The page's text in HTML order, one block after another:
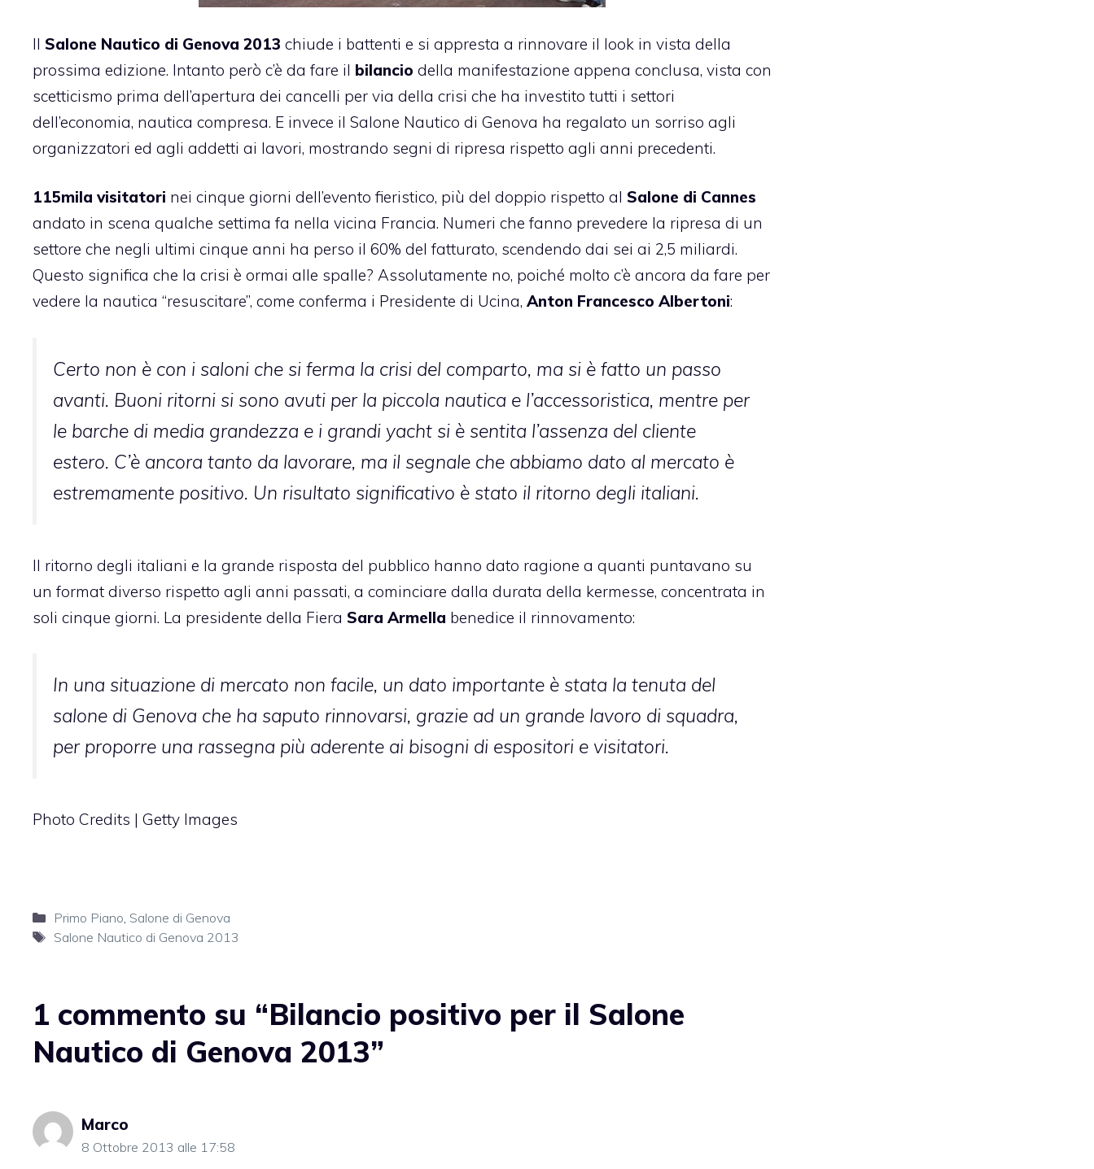
Il Salone Nautico di Genova 2013 chiude i battenti e si appresta a rinnovare il look in vista della
prossima edizione. Intanto però c’è da fare il bilancio della manifestazione appena conclusa, vista con
scetticismo prima dell’apertura dei cancelli per via della crisi che ha investito tutti i settori
dell’economia, nautica compresa. E invece il Salone Nautico di Genova ha regalato un sorriso agli
organizzatori ed agli addetti ai lavori, mostrando segni di ripresa rispetto agli anni precedenti.
115mila visitatori nei cinque giorni dell’evento fieristico, più del doppio rispetto al Salone di Cannes
andato in scena qualche settima fa nella vicina Francia. Numeri che fanno prevedere la ripresa di un
settore che negli ultimi cinque anni ha perso il 60% del fatturato, scendendo dai sei ai 2,5 miliardi.
Questo significa che la crisi è ormai alle spalle? Assolutamente no, poiché molto c’è ancora da fare per
vedere la nautica “resuscitare”, come conferma i Presidente di Ucina, Anton Francesco Albertoni:
Certo non è con i saloni che si ferma la crisi del comparto, ma si è fatto un passo
avanti. Buoni ritorni si sono avuti per la piccola nautica e l’accessoristica, mentre per
le barche di media grandezza e i grandi yacht si è sentita l’assenza del cliente
estero. C’è ancora tanto da lavorare, ma il segnale che abbiamo dato al mercato è
estremamente positivo. Un risultato significativo è stato il ritorno degli italiani.
Il ritorno degli italiani e la grande risposta del pubblico hanno dato ragione a quanti puntavano su
un format diverso rispetto agli anni passati, a cominciare dalla durata della kermesse, concentrata in
soli cinque giorni. La presidente della Fiera Sara Armella benedice il rinnovamento:
In una situazione di mercato non facile, un dato importante è stata la tenuta del
salone di Genova che ha saputo rinnovarsi, grazie ad un grande lavoro di squadra,
per proporre una rassegna più aderente ai bisogni di espositori e visitatori.
Photo Credits | Getty Images
Categorie
Primo Piano, Salone di Genova
Tag
Salone Nautico di Genova 2013
1 commento su “Bilancio positivo per il Salone
Nautico di Genova 2013”
Marco
8 Ottobre 2013 alle 17:58